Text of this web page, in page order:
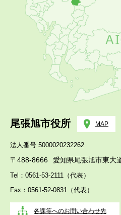
尾張旭市役所 MAP
法人番号 5000020232262
〒488-8666 愛知県尾張旭市東大
Tel：0561-53-2111（代表）
Fax：0561-52-0831（代表）
各課等へのお問い合わせ先